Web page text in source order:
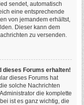
sendet, automatisch
eine entsprechende
von jemandem erhältst,
Dieser kann dem
zu versenden.
dieses Forums erhalten!
dieses Forums hat
solche Nachrichten
die komplette
ist es ganz wichtig, die